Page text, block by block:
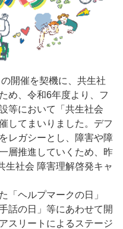
開催を契機に、共生社
め、令和6年度より、フ
等において「共生社会
してまいりました。デフ
レガシーとし、障害や障
層推進していくため、昨
生社会 障害理解啓発キャ
「ヘルプマークの日」
話の日」等にあわせて開
スリートによるステージ